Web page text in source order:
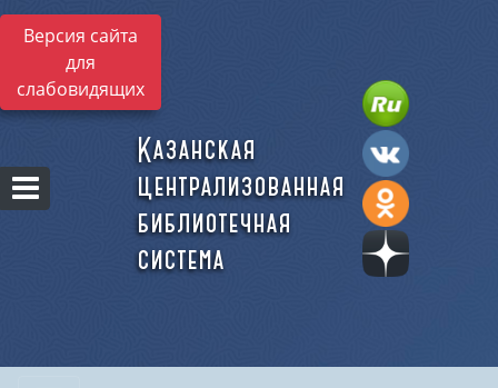
Версия сайта
для
слабовидящих
Казанская
централизованная
библиотечная
система